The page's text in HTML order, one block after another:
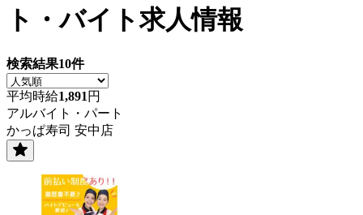
ト・バイト求人情報
検索結果10件
平均時給1,891 円
アルバイト・パート
かっぱ寿司 安中店